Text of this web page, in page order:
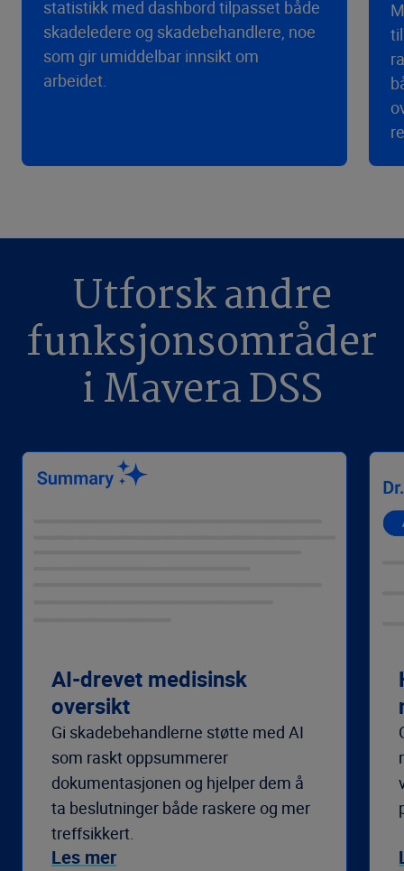
statistikk med dashbord tilpasset både
skadeledere og skadebehandlere, noe
som gir umiddelbar innsikt om
arbeidet.
Utforsk andre
funksjonsområder
i Mavera DSS
AI-drevet medisinsk
oversikt
Gi skadebehandlerne støtte med AI
som raskt oppsummerer
dokumentasjonen og hjelper dem å
ta beslutninger både raskere og mer
treffsikkert.
Les mer